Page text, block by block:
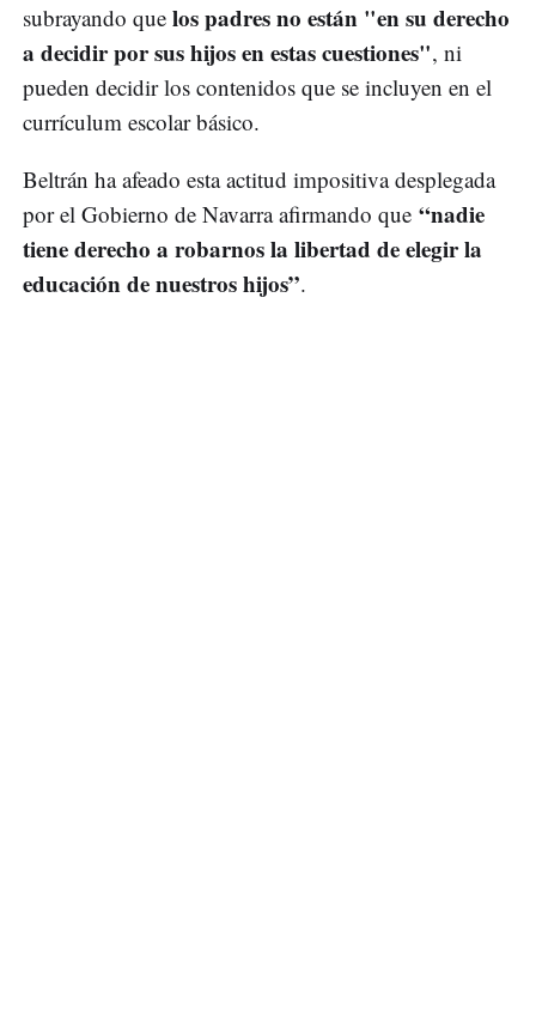
subrayando que los padres no están "en su derecho
a decidir por sus hijos en estas cuestiones", ni
pueden decidir los contenidos que se incluyen en el
currículum escolar básico.
Beltrán ha afeado esta actitud impositiva desplegada
por el Gobierno de Navarra afirmando que “nadie
tiene derecho a robarnos la libertad de elegir la
educación de nuestros hijos”.